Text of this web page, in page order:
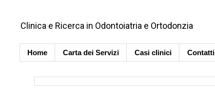
Clinica e Ricerca in Odontoiatria e Ortodonzia
Home Carta dei Servizi Casi clinici Contatti